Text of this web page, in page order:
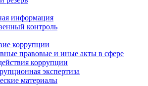
информация
контроль
коррупции
правовые и иные акты в сфере
коррупции
экспертиза
материалы